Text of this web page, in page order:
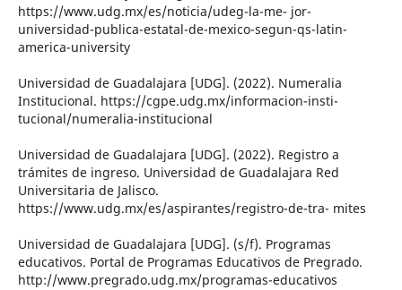
https://www.udg.mx/es/noticia/udeg-la-me- jor-
universidad-publica-estatal-de-mexico-segun-qs-latin-
america-university
Universidad de Guadalajara [UDG]. (2022). Numeralia
Institucional. https://cgpe.udg.mx/informacion-insti-
tucional/numeralia-institucional
Universidad de Guadalajara [UDG]. (2022). Registro a
trámites de ingreso. Universidad de Guadalajara Red
Universitaria de Jalisco.
https://www.udg.mx/es/aspirantes/registro-de-tra- mites
Universidad de Guadalajara [UDG]. (s/f). Programas
educativos. Portal de Programas Educativos de Pregrado.
http://www.pregrado.udg.mx/programas-educativos